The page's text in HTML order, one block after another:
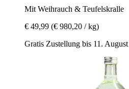
Mit Weihrauch & Teufelskralle
€ 49,99 (€ 980,20 / kg)
Gratis Zustellung bis 11. August